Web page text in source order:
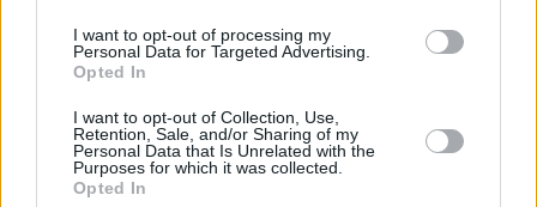
I want to opt-out of processing my
Personal Data for Targeted Advertising.
Opted In
I want to opt-out of Collection, Use,
Retention, Sale, and/or Sharing of my
Personal Data that Is Unrelated with the
Purposes for which it was collected.
Opted In
του: “Θέλω να…”
01/JUN/26 17:29
Ο Γιόνας Βαλαντσιούνας μίλησε
και... δε μίλησε αυτή τη φορά για το
μέλλον του.